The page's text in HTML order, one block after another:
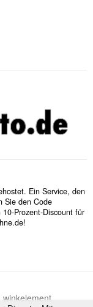
Ein Service, den
Sie den Code
Prozent-Discount für